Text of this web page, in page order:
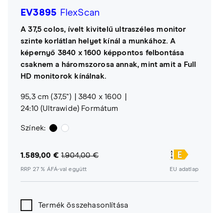
EV3895 FlexScan
A 37,5 colos, ívelt kivitelű ultraszéles monitor
szinte korlátlan helyet kínál a munkához. A
képernyő 3840 x 1600 képpontos felbontása
csaknem a háromszorosa annak, mint amit a Full
HD monitorok kínálnak.
95,3 cm (37,5")
3840 x 1600
24:10 (Ultrawide) Formátum
Színek:
1.589,00 € 1.904,00 €
RRP 27 % ÁFÁ-val együtt EU adatlap
Termék összehasonlítása